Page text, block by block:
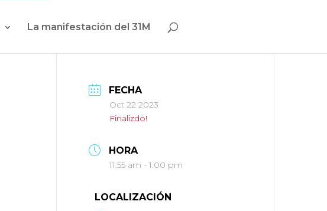
La manifestación del 31M
FECHA
Oct 22 2023
Finalizdo!
HORA
11:55 am - 1:00 pm
LOCALIZACIÓN